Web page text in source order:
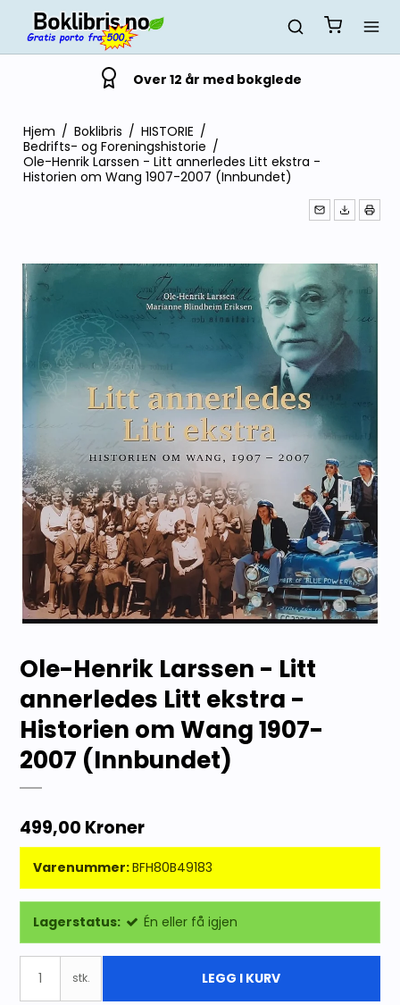
Over 12 år med bokglede
Hjem / Boklibris / HISTORIE /
Bedrifts- og Foreningshistorie /
Ole-Henrik Larssen - Litt annerledes Litt ekstra -
Historien om Wang 1907-2007 (Innbundet)
Ole-Henrik Larssen - Litt
annerledes Litt ekstra -
Historien om Wang 1907-
2007 (Innbundet)
499,00 Kroner
Varenummer:BFH80B49183
Lagerstatus: Én eller få igjen
stk. LEGG I KURV